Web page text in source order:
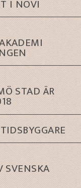
I NOVI
STAD ÄR
SVENSKA